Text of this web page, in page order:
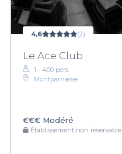
4,6 (2)
Le Ace Club
1 - 400 pers.
Montparnasse
€€€ Modéré
Établissement non réservable